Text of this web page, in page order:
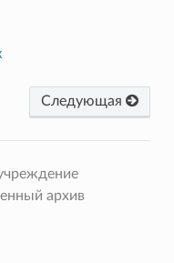
Следующая
архив